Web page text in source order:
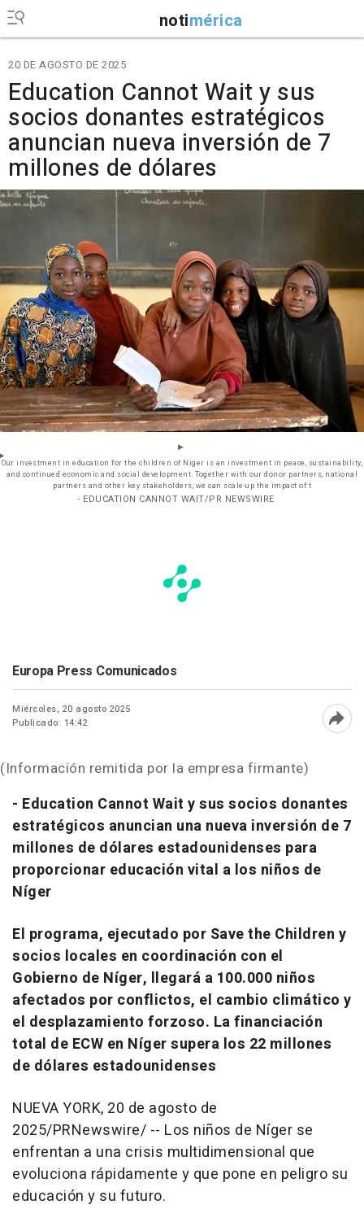
notimérica
20 DE AGOSTO DE 2025
Education Cannot Wait y sus
socios donantes estratégicos
anuncian nueva inversión de 7
millones de dólares
Our investment in education for the children of Niger is an investment in peace, sustainability,
and continued economic and social development. Together with our donor partners, national
partners and other key stakeholders, we can scale-up the impact of t
- EDUCATION CANNOT WAIT/PR NEWSWIRE
Europa Press Comunicados
Miércoles, 20 agosto 2025
Publicado: 14:42
(Información remitida por la empresa firmante)
- Education Cannot Wait y sus socios donantes
estratégicos anuncian una nueva inversión de 7
millones de dólares estadounidenses para
proporcionar educación vital a los niños de
Níger
El programa, ejecutado por Save the Children y
socios locales en coordinación con el
Gobierno de Níger, llegará a 100.000 niños
afectados por conflictos, el cambio climático y
el desplazamiento forzoso. La financiación
total de ECW en Níger supera los 22 millones
de dólares estadounidenses
NUEVA YORK, 20 de agosto de
2025/PRNewswire/ -- Los niños de Níger se
enfrentan a una crisis multidimensional que
evoluciona rápidamente y que pone en peligro su
educación y su futuro.